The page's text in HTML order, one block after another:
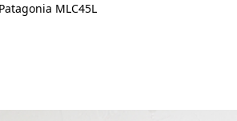
Patagonia MLC45L